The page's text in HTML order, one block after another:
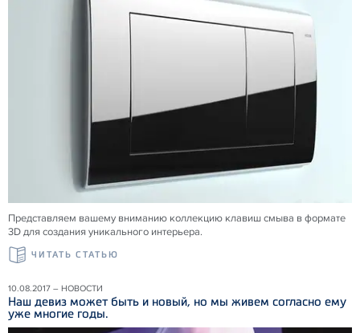
Представляем вашему вниманию коллекцию клавиш смыва в формате
3D для создания уникального интерьера.
ЧИТАТЬ СТАТЬЮ
10.08.2017 – НОВОСТИ
Наш девиз может быть и новый, но мы живем согласно ему
уже многие годы.